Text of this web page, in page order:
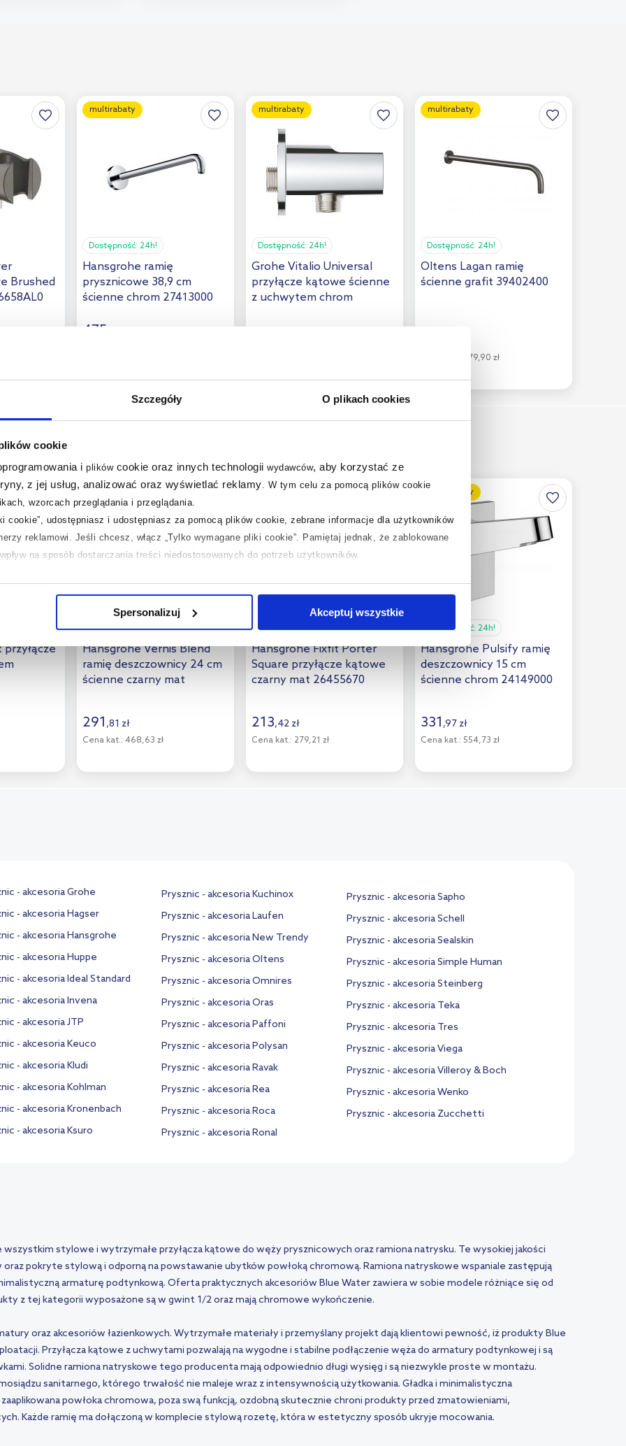
Szczegóły O plikach cookies
cookie
i plikówcookie oraz innych technologii wydawców, aby korzystać ze
z jej usług, analizować oraz wyświetlać reklamy. W tym celu za pomocą plików cookie
wzorcach przeglądania i przeglądania.
cookie”, udostępniasz i udostępniasz za pomocą plików cookie, zebrane informacje dla użytkowników
reklamowi. Jeśli chcesz, włącz „Tylko wymagane pliki cookie”. Pamiętaj jednak, że zablokowane
na sposób dostarczania treści niedostosowanych do potrzeb użytkowników.
ich przepisy, przejdź do zakładek „Informacje o plikach cookie”.
Spersonalizuj Akceptuj wszystkie
Brushed
multirabaty
Dostępność: 24h!
Hansgrohe ramię
prysznicowe 38,9 cm
ścienne chrom 27413000
475
multirabaty
Dostępność: 24h!
Grohe Vitalio Universal
przyłącze kątowe ścienne
z uchwytem chrom
multirabaty
Dostępność: 24h!
Oltens Lagan ramię
ścienne grafit 39402400
579,90 zł
przyłącze
Dostępność:24h!
Hansgrohe Vernis Blend
ramię deszczownicy 24 cm
ścienne czarny mat
291 ,81 zł
Cena kat.: 468,63 zł
multirabaty
Dostępność:24h!
Hansgrohe Fixfit Porter
Square przyłącze kątowe
czarny mat 26455670
213,42 zł
Cena kat.: 279,21 zł
multirabaty
Dostępność: 24h!
Hansgrohe Pulsify ramię
deszczownicy 15 cm
ścienne chrom 24149000
331 ,97 zł
Cena kat.: 554,73 zł
- akcesoria Grohe
- akcesoria Hagser
- akcesoria Hansgrohe
- akcesoria Huppe
- akcesoria Ideal Standard
- akcesoria Invena
- akcesoria JTP
- akcesoria Keuco
- akcesoria Kludi
- akcesoria Kohlman
- akcesoria Kronenbach
- akcesoria Ksuro
Prysznic - akcesoria Kuchinox
Prysznic - akcesoria Laufen
Prysznic - akcesoria New Trendy
Prysznic - akcesoria Oltens
Prysznic - akcesoria Omnires
Prysznic - akcesoria Oras
Prysznic - akcesoria Paffoni
Prysznic - akcesoria Polysan
Prysznic - akcesoria Ravak
Prysznic - akcesoria Rea
Prysznic - akcesoria Roca
Prysznic - akcesoria Ronal
Prysznic - akcesoria Sapho
Prysznic - akcesoria Schell
Prysznic - akcesoria Sealskin
Prysznic - akcesoria Simple Human
Prysznic - akcesoria Steinberg
Prysznic - akcesoria Teka
Prysznic - akcesoria Tres
Prysznic - akcesoria Viega
Prysznic - akcesoria Villeroy & Boch
Prysznic - akcesoria Wenko
Prysznic - akcesoria Zucchetti
stylowe i wytrzymałe przyłącza kątowe do węży prysznicowych oraz ramiona natrysku. Te wysokiej jakości
pokryte stylową i odporną na powstawanie ubytków powłoką chromową. Ramiona natryskowe wspaniale zastępują
armaturę podtynkową. Oferta praktycznych akcesoriów Blue Water zawiera w sobie modele różniące się od
z tej kategorii wyposażone są w gwint 1/2 oraz mają chromowe wykończenie.
oraz akcesoriów łazienkowych. Wytrzymałe materiały i przemyślany projekt dają klientowi pewność, iż produkty Blue
Przyłącza kątowe z uchwytami pozwalają na wygodne i stabilne podłączenie węża do armatury podtynkowej i są
Solidne ramiona natryskowe tego producenta mają odpowiednio długi wysięg i są niezwykle proste w montażu.
sanitarnego, którego trwałość nie maleje wraz z intensywnością użytkowania. Gładka i minimalistyczna
powłoka chromowa, poza swą funkcją, ozdobną skutecznie chroni produkty przed zmatowieniami,
Każde ramię ma dołączoną w komplecie stylową rozetę, która w estetyczny sposób ukryje mocowania.